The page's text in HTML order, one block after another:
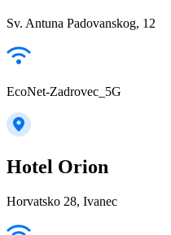
Sv. Antuna Padovanskog, 12
EcoNet-Zadrovec_5G
Hotel Orion
Horvatsko 28, Ivanec